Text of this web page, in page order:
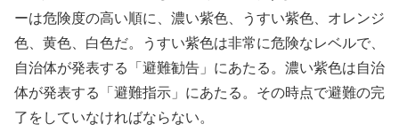
ーは危険度の高い順に、濃い紫色、うすい紫色、オレンジ
色、黄色、白色だ。うすい紫色は非常に危険なレベルで、
自治体が発表する「避難勧告」にあたる。濃い紫色は自治
体が発表する「避難指示」にあたる。その時点で避難の完
了をしていなければならない。